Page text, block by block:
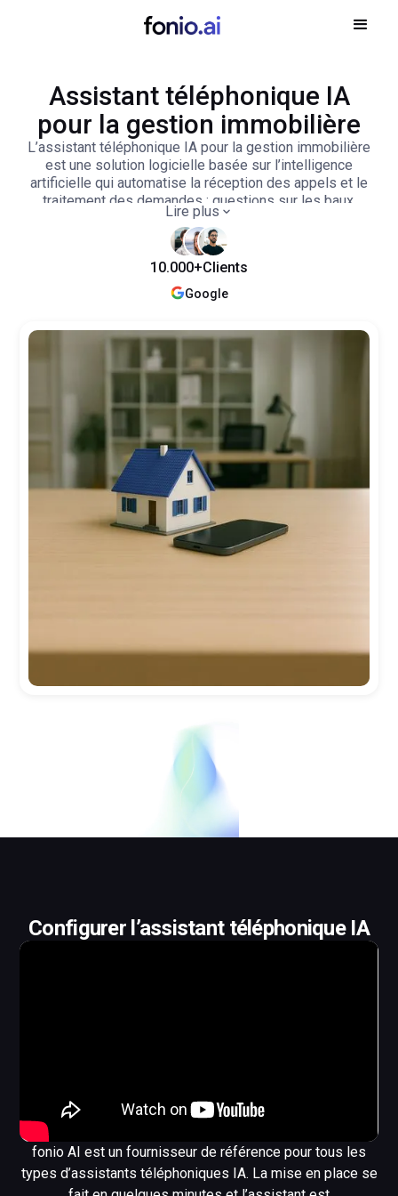
Assistant téléphonique IA
pour la gestion immobilière
L’assistant téléphonique IA pour la gestion immobilière
est une solution logicielle basée sur l’intelligence
artificielle qui automatise la réception des appels et le
traitement des demandes : questions sur les baux,
signalements de réparations et de maintenance, ou
encore demandes liées aux décomptes de charges.
Lire plus
10.000+Clients
Google
d’êtrecontacté et reconnaissezavoir lu
Configurer l’assistant téléphonique IA
fonio AI est un fournisseur de référence pour tous les
types d’assistants téléphoniques IA. La mise en place se